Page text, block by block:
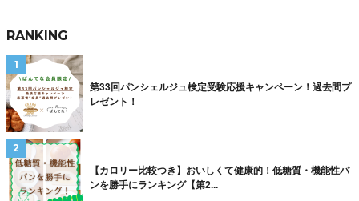
RANKING
第33回パンシェルジュ検定受験応援キャンペーン！過去問プ
レゼント！
【カロリー比較つき】おいしくて健康的！低糖質・機能性パ
ンを勝手にランキング【第2...